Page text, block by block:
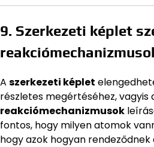
9. Szerkezeti képlet
A szerkezeti képlet
részletes megértéséhez, vagyis
reakciómechanizmusok
fontos, hogy milyen atomok
hogy azok hogyan